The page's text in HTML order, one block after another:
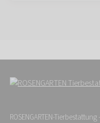
ROSENGARTEN-Tierbestattung